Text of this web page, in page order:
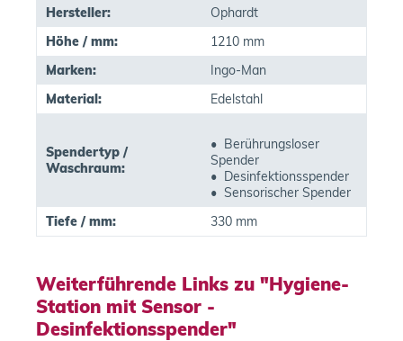
Hersteller:
Ophardt
Höhe / mm:
1210 mm
Marken:
Ingo-Man
Material:
Edelstahl
Spendertyp /
Waschraum:
• Berührungsloser
Spender
• Desinfektionsspender
• Sensorischer Spender
Tiefe / mm:
330 mm
Weiterführende Links zu "Hygiene-
Station mit Sensor -
Desinfektionsspender"